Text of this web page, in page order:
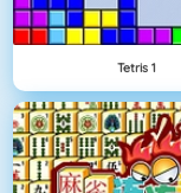
Tetris 1